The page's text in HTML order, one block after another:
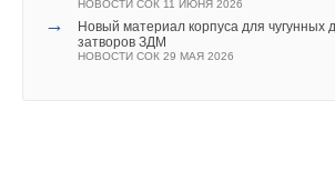
НОВОСТИ СОК 11 ИЮНЯ 2026
→
Новый материал корпуса для чугунных
затворов ЗДМ
НОВОСТИ СОК 29 МАЯ 2026
Добавить комментарий
Ваше имя *
Читайте по теме: